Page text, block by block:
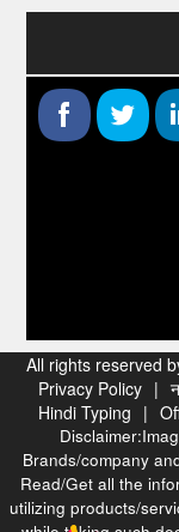
All rights reserved
Privacy Policy |
Hindi Typing |
Brands/company
Read/Get all the
utilizing products/